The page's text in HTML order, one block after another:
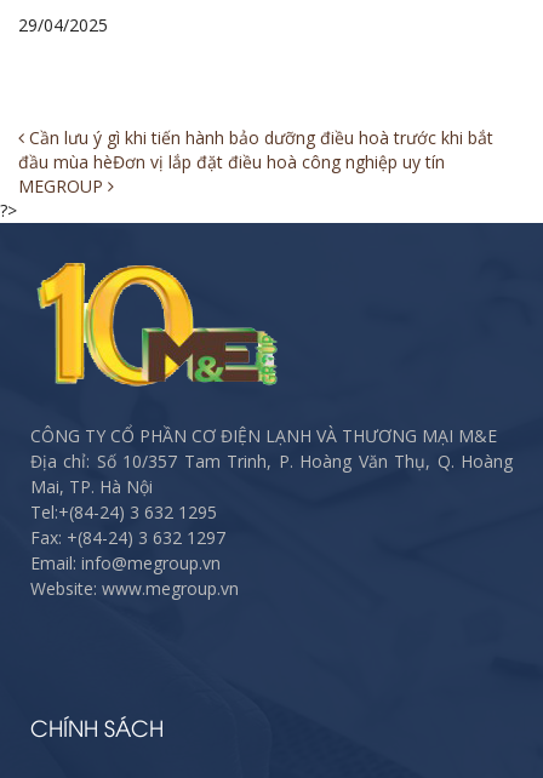
29/04/2025
Post
navigation
Cần lưu ý gì khi tiến hành bảo dưỡng điều hoà trước khi bắt
đầu mùa hèĐơn vị lắp đặt điều hoà công nghiệp uy tín
MEGROUP
?>
CÔNG TY CỔ PHẦN CƠ ĐIỆN LẠNH VÀ THƯƠNG MẠI M&E
Địa chỉ: Số 10/357 Tam Trinh, P. Hoàng Văn Thụ, Q. Hoàng
Mai, TP. Hà Nội
Tel:+(84-24) 3 632 1295
Fax: +(84-24) 3 632 1297
Email: info@megroup.vn
Website: www.megroup.vn
CHÍNH SÁCH